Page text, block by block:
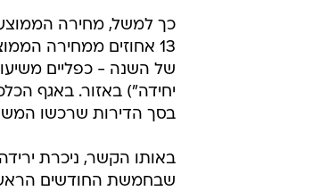
כך למשל, מחירה
13 אחוזים ממחירה
של השנה - כפליים
יחידה") באזור. באגף
בסך הדירות שרכשו
באותו הקשר, ניכרת